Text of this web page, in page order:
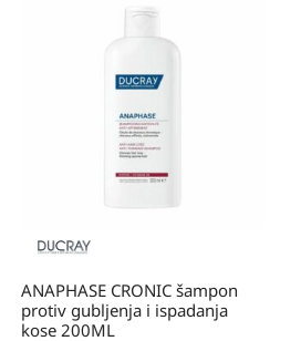
ANAPHASE CRONIC šampon
protiv gubljenja i ispadanja
kose 200ML